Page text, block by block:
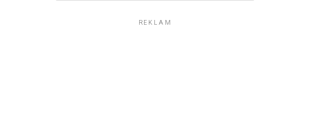
REKLAM